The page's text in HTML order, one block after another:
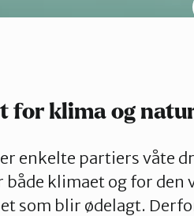
for klima og
enkelte partiers våte
klimaet og for den
som blir ødelagt.